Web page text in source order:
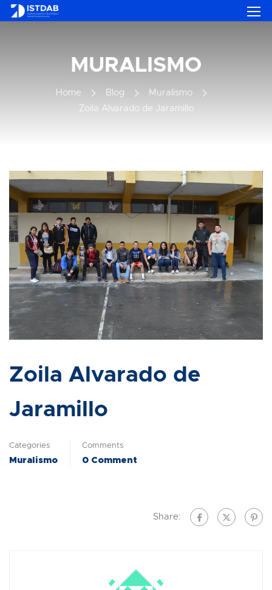
MURALISMO
Home Blog
Muralismo
Zoila Alvarado de Jaramillo
Zoila Alvarado de
Jaramillo
Categories
Muralismo
Comments
0 Comment
Share: